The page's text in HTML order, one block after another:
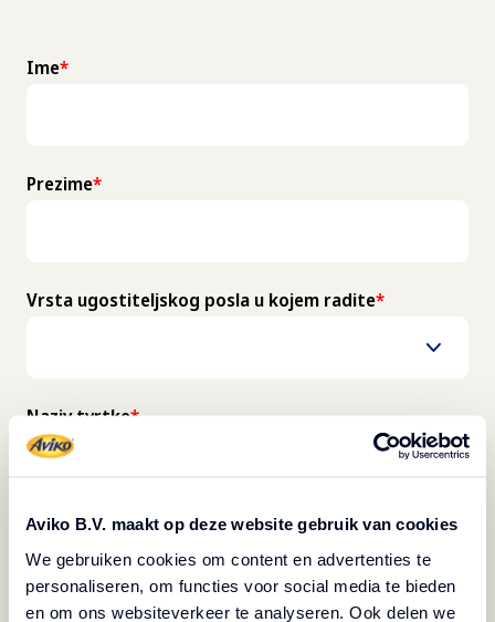
Aviko B.V. maakt op deze website gebruik van cookies
We gebruiken cookies om content en advertenties te
personaliseren, om functies voor social media te bieden
en om ons websiteverkeer te analyseren. Ook delen we